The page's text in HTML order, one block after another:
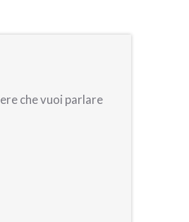
che vuoi parlare